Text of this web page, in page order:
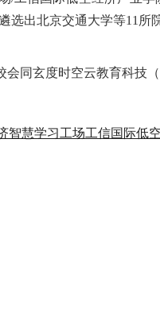
选出北京交通大学等11
会同玄度时空云教育科技
智慧学习工场工信国际低